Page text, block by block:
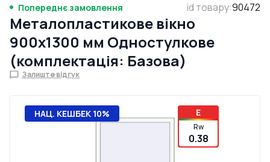
Попереднє замовлення id товару:90472
Металопластикове вікно
900x1300 мм Одностулкове
(комплектація: Базова)
Залиште відгук
НАЦ. КЕШБЕК 10% E
Rw
0.38